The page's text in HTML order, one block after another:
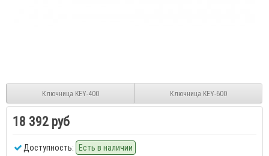
Ключница KEY-400 Ключница KEY-600
18 392 руб
Доступность: Есть в наличии